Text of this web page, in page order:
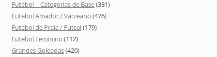
Futebol – Categorias de Base(381)
Futebol Amador / Varzeano (476)
Futebol de Praia / Futsal(179)
Futebol Feminino (112)
Grandes Goleadas(420)